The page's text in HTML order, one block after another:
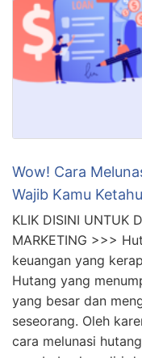
Wow! Cara
Wajib Kamu
KLIK DISINI UNTUK
MARKETING >>>
keuangan yang
Hutang yang
yang besar dan
seseorang. Oleh
cara melunasi